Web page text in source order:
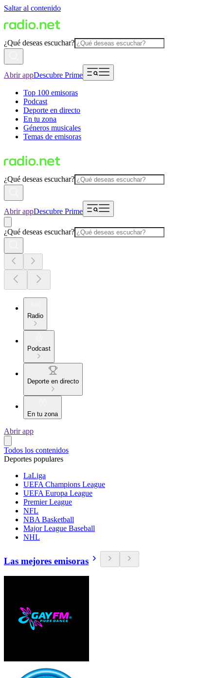
Saltar al contenido
¿Qué deseas escuchar?
Abrir appDescubre Prime
Top 100 emisoras
Podcast
Deporte en directo
En tu zona
Géneros musicales
Temas de emisoras
¿Qué deseas escuchar?
Abrir appDescubre Prime
¿Qué deseas escuchar?
Radio
Podcast
Deporte en directo
En tu zona
Abrir app
Todos los contenidos
Deportes populares
LaLiga
UEFA Champions League
UEFA Europa League
Premier League
NFL
NBA Basketball
Major League Baseball
NHL
Las mejores emisoras